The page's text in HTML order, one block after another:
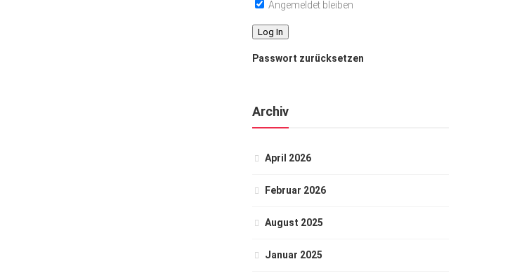
Angemeldet bleiben
Passwort zurücksetzen
Archiv
April 2026
Februar 2026
August 2025
Januar 2025